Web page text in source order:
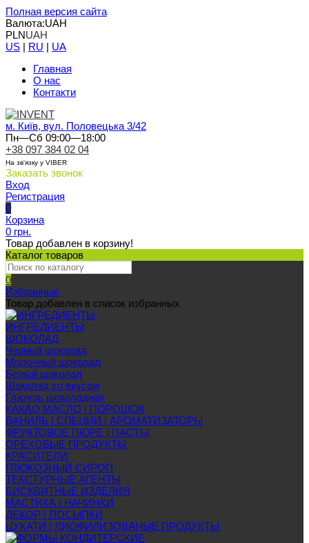
Полная версия сайта
Валюта:UAH
PLNUAH
US | RU | UA
Главная
О нас
Контакти
м. Київ, вул. Половецька 3/42
Пн—Сб 09:00—18:00
+38 097 384 02 04
На зв'язку у VIBER
Заказать звонок
Вход
Регистрация
0
Корзина
0 грн.
Товар добавлен в корзину!
Каталог товаров
0
Избранные
Товар добавлен в список избранных
ИНГРЕДИЕНТЫ
ШОКОЛАД
Черный шоколад
Молочный шоколад
Белый шоколад
Шоколад со вкусом
Глазурь шоколадная
КАКАО МАСЛО | ПОРОШОК
ВАНИЛЬ | СПЕЦИИ | АРОМАТИЗАТОРЫ
ФРУКТОВОЕ ПЮРЕ | ПАСТЫ
ОРЕХОВЫЕ ПРОДУКТЫ
КРАСИТЕЛИ
ГЛЮКОЗНЫЙ СИРОП
ТЕКСТУРНЫЕ АГЕНТЫ
БИСКВИТНЫЕ ИЗДЕЛИЯ
МАСТИКА | НАЧИНКИ
ДЕКОР | ПОСЫПКИ
ЦУКАТИ | ЛИОФИЛИЗОВАНЫЕ ПРОДУКТЫ